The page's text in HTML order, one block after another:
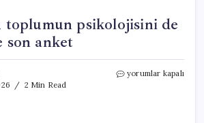
toplumun psikolojisini de
son anket
2 Min Read
Kılıçdaroğlu
yorumlar kapalı